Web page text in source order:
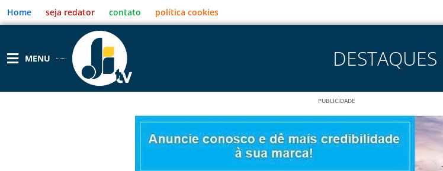
para
o
Home seja redator contato política cookies
MENU DESTAQUES
PUBLICIDADE